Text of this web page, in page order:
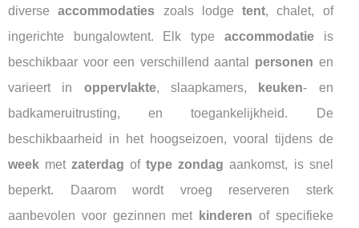
diverseaccommodaties zoals lodgetent, chalet, of
ingerichte bungalowtent. Elk type accommodatieis
beschikbaar voor een verschillend aantal personen en
varieert in oppervlakte, slaapkamers, keuken- en
badkameruitrusting, en toegankelijkheid. De
beschikbaarheid in het hoogseizoen, vooral tijdens de
week metzaterdag oftype zondag aankomst, is snel
beperkt. Daarom wordt vroeg reserveren sterk
aanbevolen voor gezinnen met
kinderen of specifieke